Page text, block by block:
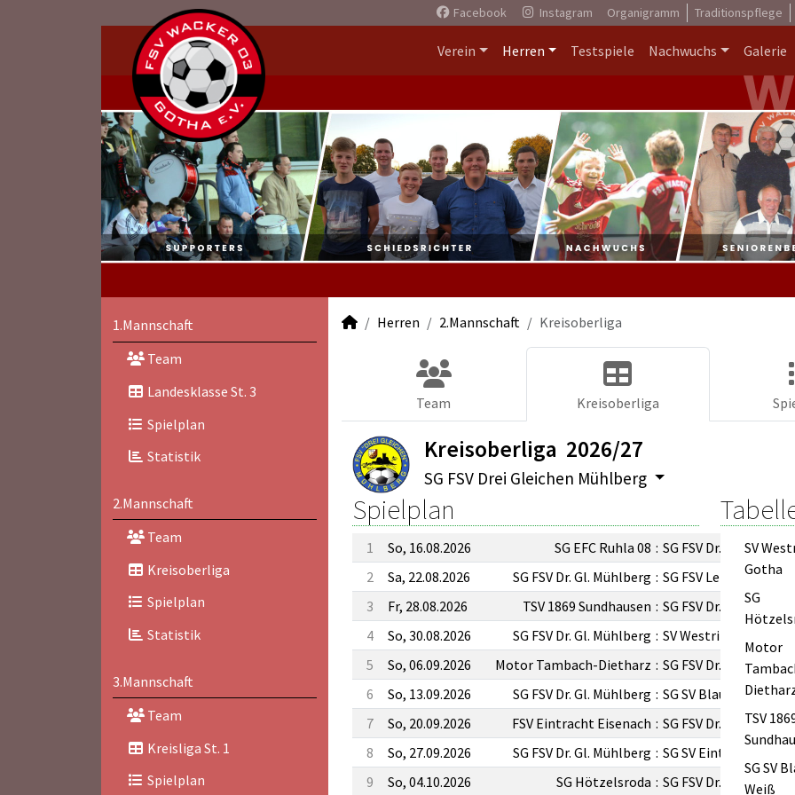
Facebook Instagram Organigramm Traditionspflege
Verein Herren Testspiele Nachwuchs Galerie
1.Mannschaft
Team
Landesklasse St. 3
Spielplan
Statistik
2.Mannschaft
Team
Kreisoberliga
Spielplan
Statistik
3.Mannschaft
Team
Kreisliga St. 1
Spielplan
Herren 2.Mannschaft Kreisoberliga
Team Kreisoberliga
Kreisoberliga 2026/27
SG FSV Drei Gleichen Mühlberg
Spielplan
1 So, 16.08.2026 SG EFC Ruhla 08 : SG FSV Dr. Gl.
2
Sa, 22.08.2026 SG FSV Dr. Gl. Mühlberg : SG FSV Leimbach 1912
3
Fr, 28.08.2026 TSV 1869 Sundhausen : SG FSV Dr. Gl. Mühlberg
4
So, 30.08.2026 SG FSV Dr. Gl. Mühlberg : SV Westring Gotha
5
So, 06.09.2026 Motor Tambach-Dietharz : SG FSV Dr. Gl.
6
So, 13.09.2026 SG FSV Dr. Gl. Mühlberg : SG SV Blau-Weiß
7
So, 20.09.2026 FSV Eintracht Eisenach : SG FSV Dr. Gl.
8
So, 27.09.2026 SG FSV Dr. Gl. Mühlberg : SG SV Eintracht Ifta
9
So, 04.10.2026 SG Hötzelsroda : SG FSV Dr. Gl. Mühlberg
SV
Gotha
SG
Motor
TSV
SG SV
Weiß